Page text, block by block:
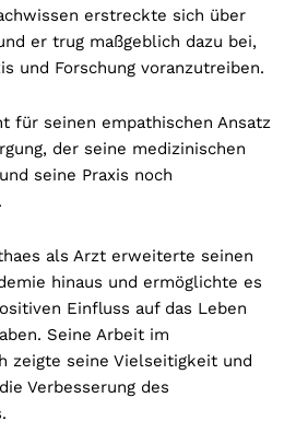
erstreckte sich über
er trug maßgeblich dazu bei,
und Forschung voranzutreiben.
für seinen empathischen Ansatz
der seine medizinischen
seine Praxis noch
als Arzt erweiterte seinen
hinaus und ermöglichte es
Einfluss auf das Leben
Seine Arbeit im
zeigte seine Vielseitigkeit und
Verbesserung des